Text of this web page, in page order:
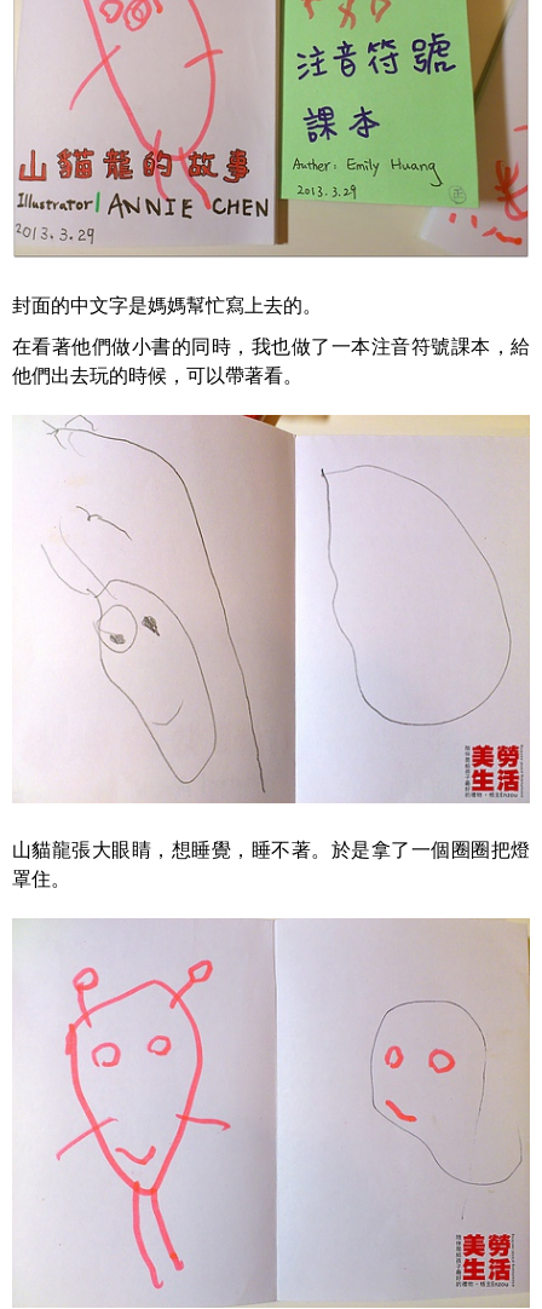
封面的中文字是媽媽幫忙寫上去的。
在看著他們做小書的同時，我也做了一本注音符號課本，給
他們出去玩的時候，可以帶著看。
山貓龍張大眼睛，想睡覺，睡不著。於是拿了一個圈圈把燈
罩住。